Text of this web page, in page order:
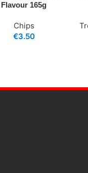
Flavour 165g
Chips
€3.50